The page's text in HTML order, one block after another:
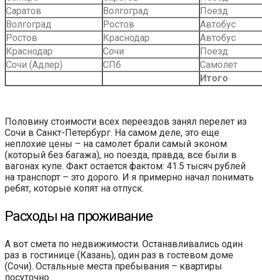
Саратов
Волгоград
Поезд
Волгоград
Ростов
Автобус
Ростов
Краснодар
Автобус
Краснодар
Сочи
Поезд
Сочи (Адлер)
СПб
Самолет
Итого
Половину стоимости всех переездов занял перелет из
Сочи в Санкт-Петербург. На самом деле, это еще
неплохие цены – на самолет брали самый эконом
(который без багажа), но поезда, правда, все были в
вагонах купе. Факт остается фактом: 41.5 тысяч рублей
на транспорт – это дорого. И я примерно начал понимать
ребят, которые копят на отпуск.
Расходы на проживание
А вот смета по недвижимости. Останавливались один
раз в гостинице (Казань), один раз в гостевом доме
(Сочи). Остальные места пребывания – квартиры
посуточно.